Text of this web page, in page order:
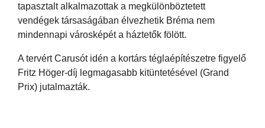
tapasztalt alkalmazottak a megkülönböztetett
vendégek társaságában élvezhetik Bréma nem
mindennapi városképét a háztetők fölött.
A tervért Carusót idén a kortárs téglaépítészetre figyelő
Fritz Höger-díj legmagasabb kitüntetésével (Grand
Prix) jutalmazták.